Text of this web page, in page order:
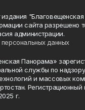
сайта разрешено
администрации.
данных
Панорама»
службы по
и массовых
г.